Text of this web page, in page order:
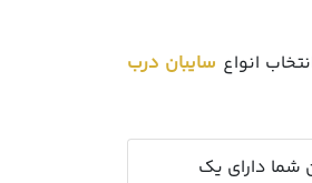
انواع سایبان درب
شما دارای یک